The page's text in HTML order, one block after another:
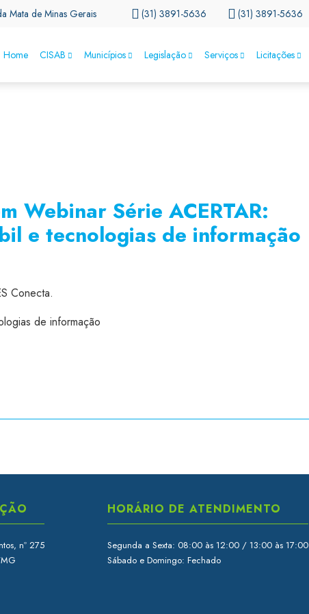
Mata de Minas Gerais (31) 3891-5636 (31) 3891-5636
Home CISAB Municípios Legislação Serviços Licitações
Webinar Série ACERTAR:
e tecnologias de informação
Conecta.
de informação
nº 275
HORÁRIO DE ATENDIMENTO
Segunda a Sexta: 08:00 às 12:00 / 13:00 às 17:00
Sábado e Domingo: Fechado